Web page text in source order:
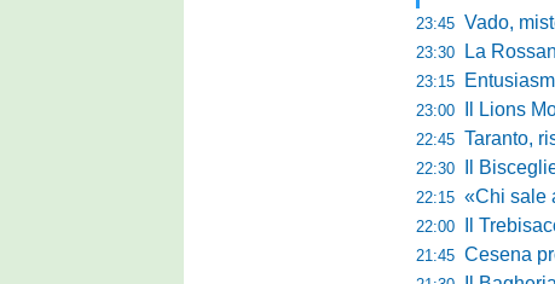
23:45 Vado, mister
23:30 La
23:15 Entusiasmo
23:00 Il Lions
22:45 Taranto,
22:30 Il
22:15 «Chi sale
22:00 Il
21:45 Cesena